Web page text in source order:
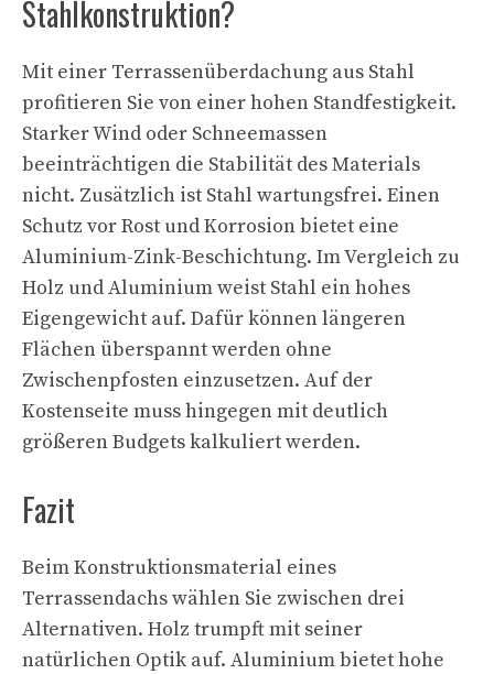
Stahlkonstruktion?
Mit einer Terrassenüberdachung aus Stahl
profitieren Sie von einer hohen Standfestigkeit.
Starker Wind oder Schneemassen
beeinträchtigen die Stabilität des Materials
nicht. Zusätzlich ist Stahl wartungsfrei. Einen
Schutz vor Rost und Korrosion bietet eine
Aluminium-Zink-Beschichtung. Im Vergleich zu
Holz und Aluminium weist Stahl ein hohes
Eigengewicht auf. Dafür können längeren
Flächen überspannt werden ohne
Zwischenpfosten einzusetzen. Auf der
Kostenseite muss hingegen mit deutlich
größeren Budgets kalkuliert werden.
Fazit
Beim Konstruktionsmaterial eines
Terrassendachs wählen Sie zwischen drei
Alternativen. Holz trumpft mit seiner
natürlichen Optik auf. Aluminium bietet hohe